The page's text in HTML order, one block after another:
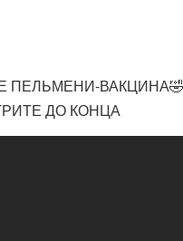
ПЕЛЬМЕНИ-
ДО КОНЦА